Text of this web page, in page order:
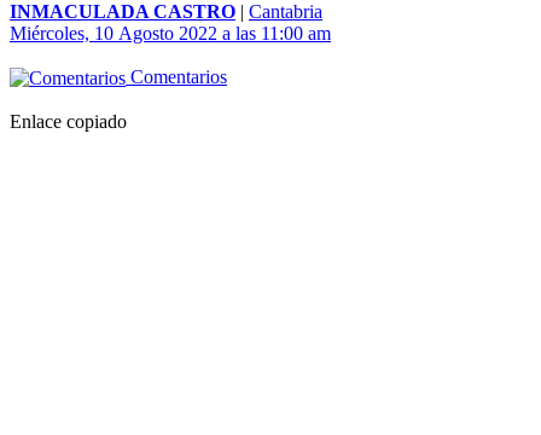
INMACULADA CASTRO | Cantabria
Miércoles, 10 Agosto 2022 a las 11:00 am
Comentarios
Enlace copiado